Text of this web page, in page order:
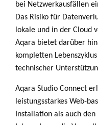
bei Netzwerkausfällen
Das Risiko für
lokale und in der Cloud
Aqara bietet darüber
kompletten
technischer
Aqara Studio Connect
leistungsstarkes Web-
Installation als auch